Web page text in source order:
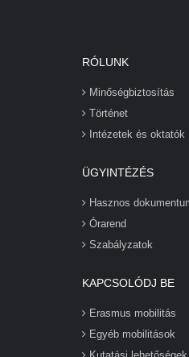
RÓLUNK
Minőségbiztosítás
Történet
Intézetek és oktatók
ÜGYINTÉZÉS
Hasznos
Órarend
Szabályzatok
KAPCSOLÓDJ BE
Erasmus mobilitás
Egyéb mobilitások